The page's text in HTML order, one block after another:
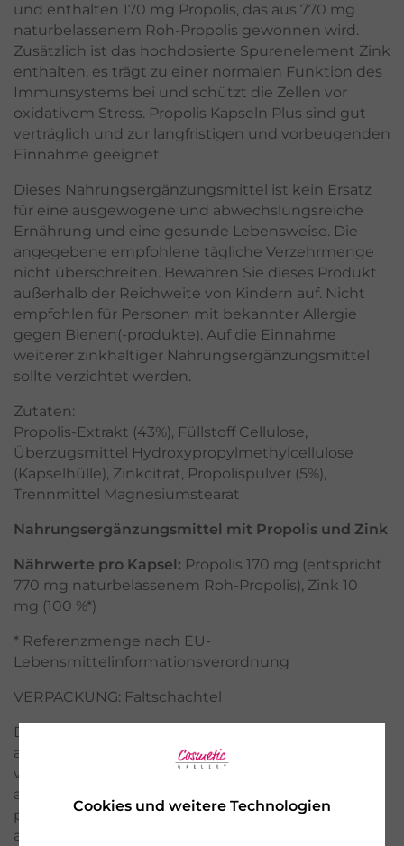
Cookies und weitere Technologien
und enthalten 170 mg Propolis, das aus 770 mg
naturbelassenem Roh-Propolis gewonnen wird.
Zusätzlich ist das hochdosierte Spurenelement Zink
enthalten, es trägt zu einer normalen Funktion des
Immunsystems bei und schützt die Zellen vor
oxidativem Stress. Propolis Kapseln Plus sind gut
verträglich und zur langfristigen und vorbeugenden
Einnahme geeignet.
Dieses Nahrungsergänzungsmittel ist kein Ersatz
für eine ausgewogene und abwechslungsreiche
Ernährung und eine gesunde Lebensweise. Die
angegebene empfohlene tägliche Verzehrmenge
nicht überschreiten. Bewahren Sie dieses Produkt
außerhalb der Reichweite von Kindern auf. Nicht
empfohlen für Personen mit bekannter Allergie
gegen Bienen(-produkte). Auf die Einnahme
weiterer zinkhaltiger Nahrungsergänzungsmittel
sollte verzichtet werden.
Zutaten:
Propolis-Extrakt (43%), Füllstoff Cellulose,
Überzugsmittel Hydroxypropylmethylcellulose
(Kapselhülle), Zinkcitrat, Propolispulver (5%),
Trennmittel Magnesiumstearat
Nahrungsergänzungsmittel mit Propolis und Zink
Nährwerte pro Kapsel: Propolis 170 mg (entspricht
770 mg naturbelassenem Roh-Propolis), Zink 10
mg (100 %*)
* Referenzmenge nach EU-
Lebensmittelinformationsverordnung
VERPACKUNG: Faltschachtel
Die Verträglichkeit und Aufnahme von Zink sind
abends übrigens am besten. Vegan oder
vegetarisch lebende Menschen sollten besonders
auf ihre Zinkversorgung achten, da Zink aus
pflanzlichen Nahrungsmitteln nur schlecht
aufgenommen wird.